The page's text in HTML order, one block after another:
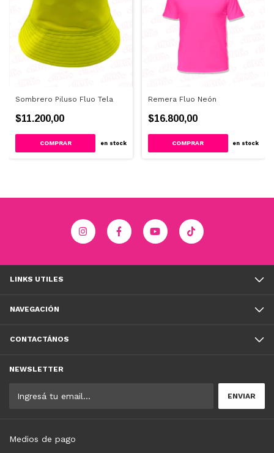
Sombrero Piluso Fluo Tela
$11.200,00
COMPRAR en stock
Remera Fluo Neón
$16.800,00
COMPRAR en stock
LINKS UTILES
NAVEGACIÓN
CONTACTÁNOS
NEWSLETTER
Medios de pago